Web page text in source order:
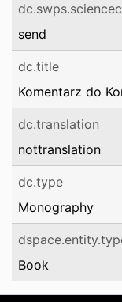
send
dc.title
Komentarz do
dc.translation
nottranslation
dc.type
Monography
Book